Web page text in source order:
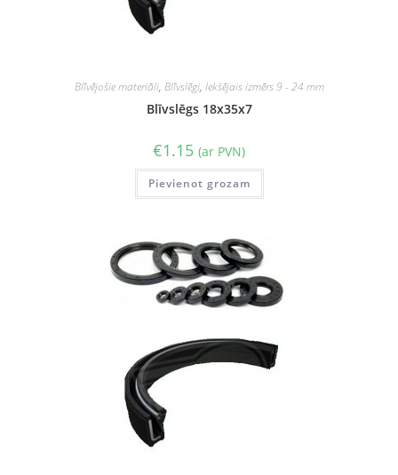
Blīvējošie materiāli, Blīvslēgi, Iekšējais izmērs 9 - 24 mm
Blīvslēgs 18x35x7
€1.15 (ar PVN)
Pievienot grozam